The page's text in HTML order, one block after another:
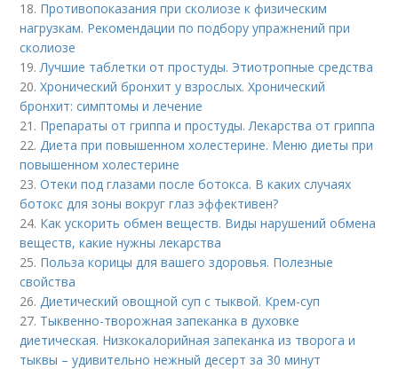
18. Противопоказания при сколиозе к физическим
нагрузкам. Рекомендации по подбору упражнений при
сколиозе
19. Лучшие таблетки от простуды. Этиотропные средства
20.Хронический бронхит у взрослых. Хронический
бронхит: симптомы и лечение
21. Препараты от гриппа и простуды. Лекарства от гриппа
22. Диета при повышенном холестерине. Меню диеты при
повышенном холестерине
23.Отеки под глазами после ботокса. В каких случаях
ботокс для зоны вокруг глаз эффективен?
24. Как ускорить обмен веществ. Виды нарушений обмена
веществ, какие нужны лекарства
25. Польза корицы для вашего здоровья. Полезные
свойства
26. Диетический овощной суп с тыквой. Крем-суп
27. Тыквенно-творожная запеканка в духовке
диетическая. Низкокалорийная запеканка из творога и
тыквы – удивительно нежный десерт за 30 минут